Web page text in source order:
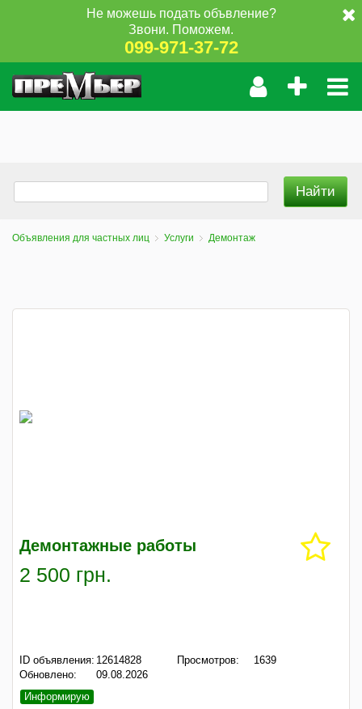
Не можешь подать объвление?
Звони. Поможем.
099-971-37-72
Объявления для частных лиц Услуги Демонтаж
Демонтажные работы
2 500 грн.
ID объявления: 12614828
Обновлено:
09.08.2026
Просмотров: 1639
Информирую